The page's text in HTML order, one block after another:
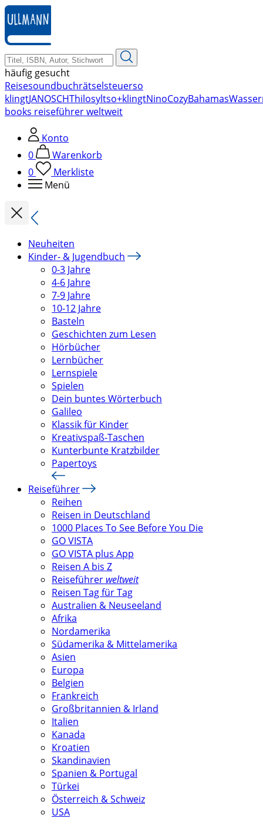
zum
Hauptinhalt
springen
häufig gesucht
Reisesoundbuchrätselsteuerso
klingtJANOSCHThilosyltso+klingtNinoCozyBahamas
books reiseführer weltweit
Konto
0
Warenkorb
0
Merkliste
Menü
Neuheiten
Kinder- & Jugendbuch
0-3 Jahre
4-6 Jahre
7-9 Jahre
10-12 Jahre
Basteln
Geschichten zum Lesen
Hörbücher
Lernbücher
Lernspiele
Spielen
Dein buntes Wörterbuch
Galileo
Klassik für Kinder
Kreativspaß-Taschen
Kunterbunte Kratzbilder
Papertoys
Reiseführer
Reihen
Reisen in Deutschland
1000 Places To See Before You Die
GO VISTA
GO VISTA plus App
Reisen A bis Z
Reiseführer weltweit
Reisen Tag für Tag
Australien & Neuseeland
Afrika
Nordamerika
Südamerika & Mittelamerika
Asien
Europa
Belgien
Frankreich
Großbritannien & Irland
Italien
Kanada
Kroatien
Skandinavien
Spanien & Portugal
Türkei
Österreich & Schweiz
USA